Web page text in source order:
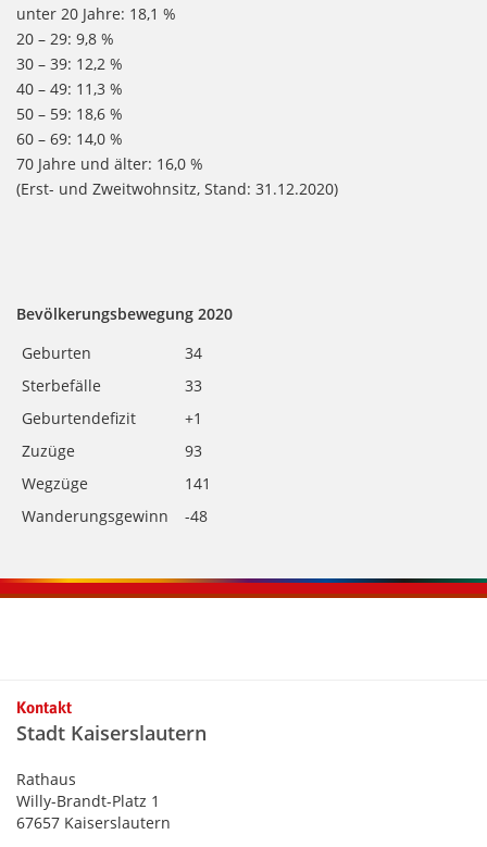
unter 20 Jahre: 18,1 %
20 – 29: 9,8 %
30 – 39: 12,2 %
40 – 49: 11,3 %
50 – 59: 18,6 %
60 – 69: 14,0 %
70 Jahre und älter: 16,0 %
(Erst- und Zweitwohnsitz, Stand: 31.12.2020)
Bevölkerungsbewegung 2020
Geburten
34
Sterbefälle
33
Geburtendefizit
+1
Zuzüge
93
Wegzüge
141
Wanderungsgewinn
-48
Kontaktinformationen und Weiterführendes
Kontakt
Stadt Kaiserslautern
Rathaus
Willy-Brandt-Platz 1
67657 Kaiserslautern